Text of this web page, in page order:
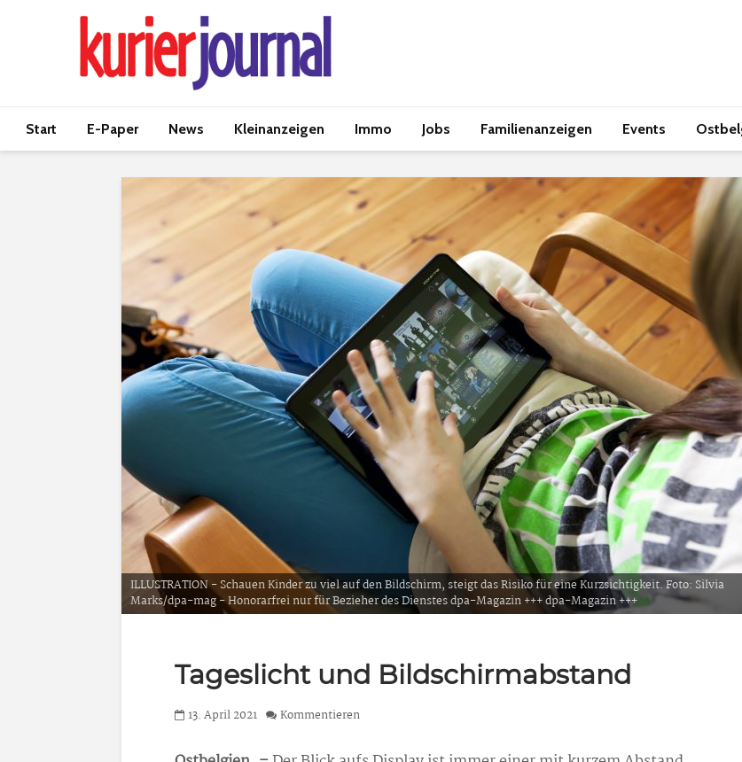
Start E-Paper News Kleinanzeigen Immo Jobs Familienanzeigen Events
ILLUSTRATION - Schauen Kinder zu viel auf den Bildschirm, steigt das Risiko für eine Kurzsichtigkeit. Foto: Silvia
Marks/dpa-mag - Honorarfrei nur für Bezieher des Dienstes dpa-Magazin +++ dpa-Magazin +++
Tageslicht und Bildschirmabstand
13. April 2021 Kommentieren